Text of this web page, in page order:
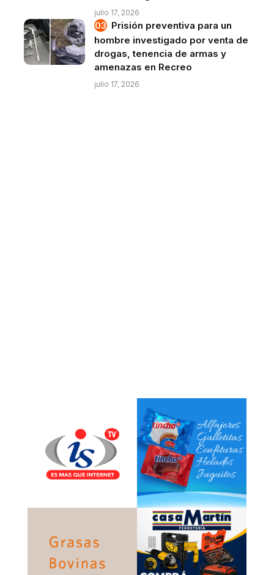
julio 17, 2026
Prisión preventiva para un
hombre investigado por venta de
drogas, tenencia de armas y
amenazas en Recreo
julio 17, 2026